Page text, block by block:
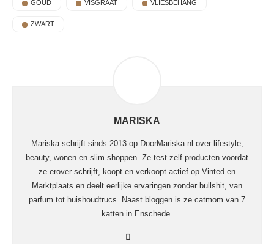
GOUD VISGRAAT VLIESBEHANG
ZWART
MARISKA
Mariska schrijft sinds 2013 op DoorMariska.nl over lifestyle,
beauty, wonen en slim shoppen. Ze test zelf producten voordat
ze erover schrijft, koopt en verkoopt actief op Vinted en
Marktplaats en deelt eerlijke ervaringen zonder bullshit, van
parfum tot huishoudtrucs. Naast bloggen is ze catmom van 7
katten in Enschede.